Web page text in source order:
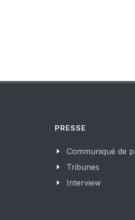
PRESSE
Communiqué de
Tribunes
Interview